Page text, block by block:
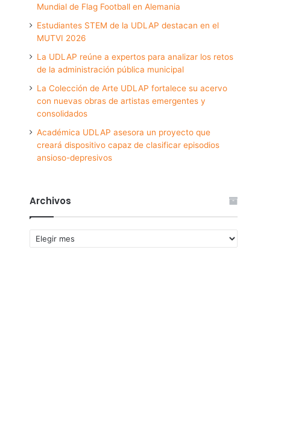
Mundial de Flag Football en Alemania
Estudiantes STEM de la UDLAP destacan en el
MUTVI 2026
La UDLAP reúne a expertos para analizar los retos
de la administración pública municipal
La Colección de Arte UDLAP fortalece su acervo
con nuevas obras de artistas emergentes y
consolidados
Académica UDLAP asesora un proyecto que
creará dispositivo capaz de clasificar episodios
ansioso-depresivos
Archivos
Archivos